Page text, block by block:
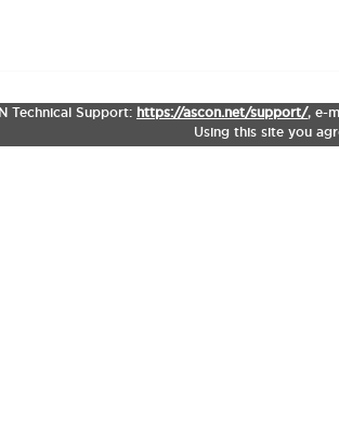
Technical Support: https://ascon.net/support/, e-
Using this site you